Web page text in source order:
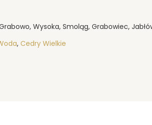
Wysoka, Smoląg, Grabowiec,
, Cedry Wielkie